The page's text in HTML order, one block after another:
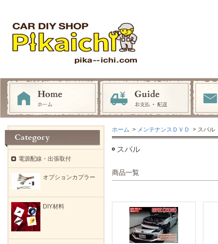
ホーム > メンテナンスＤＶＤ > スバル
スバル
商品一覧
電源配線・出張取付
オプションカプラー
DIY材料